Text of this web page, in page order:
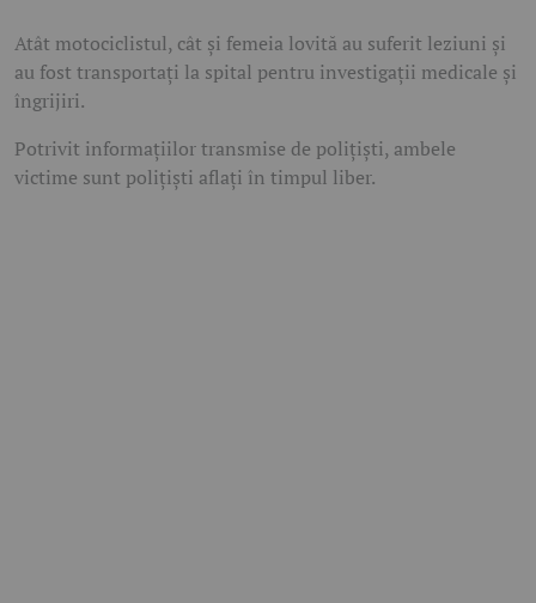
Atât motociclistul, cât și femeia lovită au suferit leziuni și
au fost transportați la spital pentru investigații medicale și
îngrijiri.
Potrivit informațiilor transmise de polițiști, ambele
victime sunt polițiști aflați în timpul liber.